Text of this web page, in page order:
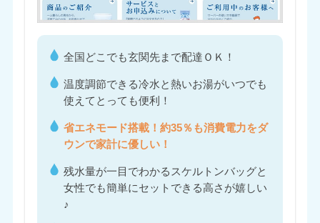
全国どこでも玄関先まで配達ＯＫ！
温度調節できる冷水と熱いお湯がいつでも
使えてとっても便利！
省エネモード搭載！約35％も消費電力をダ
ウンで家計に優しい！
残水量が一目でわかるスケルトンバッグと
女性でも簡単にセットできる高さが嬉しい
♪